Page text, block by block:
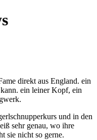
direkt aus England. ein
ein leiner Kopf, ein
und in den
sehr genau, wo ihre
sie nicht so gerne.